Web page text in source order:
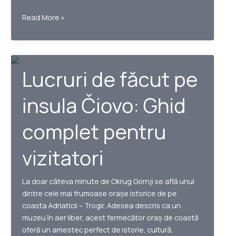
5
pentru
a
Okrug
Gornji
în
timpul
șederii
pe
insula
Čiovo
Read More »
Lucruri de făcut pe
insula Čiovo: Ghid
complet pentru
vizitatori
La doar câteva minute de Okrug Gornji se află unul
dintre cele mai frumoase orașe istorice de pe
coasta Adriaticii – Trogir. Adesea descris ca un
muzeu în aer liber, acest fermecător oraș de coastă
oferă un amestec perfect de istorie, cultură,